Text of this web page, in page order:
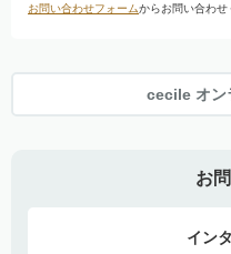
お問い合わせフォームからお問い合わせ
cecile オン
お
イン